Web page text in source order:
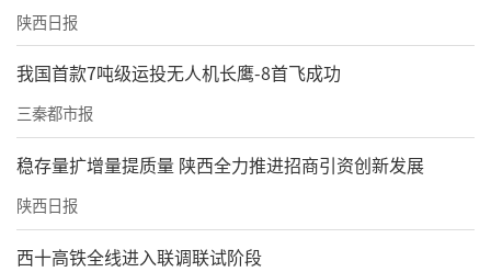
陕西日报
我国首款7吨级运投无人机长鹰-8首飞成功
三秦都市报
稳存量扩增量提质量 陕西全力推进招商引资创新发展
陕西日报
西十高铁全线进入联调联试阶段